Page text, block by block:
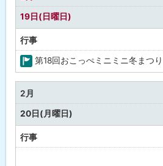
し
19日(日曜日)
行事
町
の
行
事
第18回おこっぺミニミニ冬まつり
2月
20日(月曜日)
行事